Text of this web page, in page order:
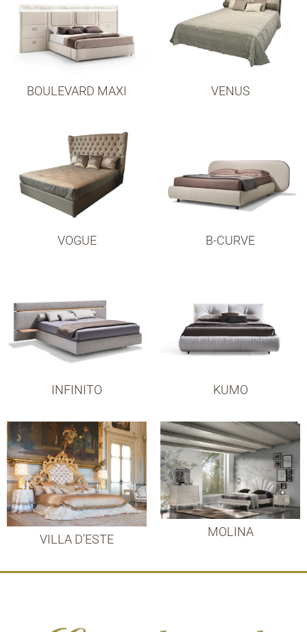
BOULEVARD MAXI VENUS
VOGUE B-CURVE
INFINITO KUMO
VILLA D’ESTE
MOLINA